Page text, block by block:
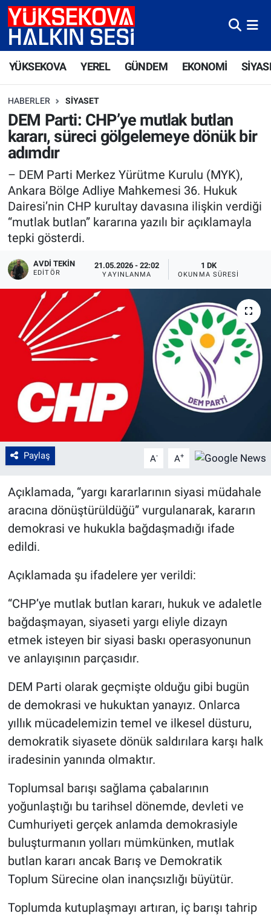
YÜKSEKOVA YEREL GÜNDEM EKONOMİ
HABERLER SIYASET
DEM Parti: CHP’ye mutlak butlan
kararı, süreci gölgelemeye dönük bir
adımdır
– DEM Parti Merkez Yürütme Kurulu (MYK),
Ankara Bölge Adliye Mahkemesi 36. Hukuk
Dairesi’nin CHP kurultay davasına ilişkin verdiği
“mutlak butlan” kararına yazılı bir açıklamayla
tepki gösterdi.
AVDI TEKIN
EDITÖR
21.05.2026 - 22:02
YAYINLANMA
1 DK
OKUNMA SÜRESI
Paylaş A- A+
Açıklamada, “yargı kararlarının siyasi müdahale
aracına dönüştürüldüğü” vurgulanarak, kararın
demokrasi ve hukukla bağdaşmadığı ifade
edildi.
Açıklamada şu ifadelere yer verildi:
“CHP’ye mutlak butlan kararı, hukuk ve adaletle
bağdaşmayan, siyaseti yargı eliyle dizayn
etmek isteyen bir siyasi baskı operasyonunun
ve anlayışının parçasıdır.
DEM Parti olarak geçmişte olduğu gibi bugün
de demokrasi ve hukuktan yanayız. Onlarca
yıllık mücadelemizin temel ve ilkesel düsturu,
demokratik siyasete dönük saldırılara karşı halk
iradesinin yanında olmaktır.
Toplumsal barışı sağlama çabalarının
yoğunlaştığı bu tarihsel dönemde, devleti ve
Cumhuriyeti gerçek anlamda demokrasiyle
buluşturmanın yolları mümkünken, mutlak
butlan kararı ancak Barış ve Demokratik
Toplum Sürecine olan inançsızlığı büyütür.
Toplumda kutuplaşmayı artıran, iç barışı tahrip
Yüksekova Nöbetçi Eczaneler
Yüksekova Trafik Yoğunluk Haritası
Süper Lig Puan Durumu ve Fikstür
Tüm Manşetler
Son Dakika Haberleri
Haber Arşivi